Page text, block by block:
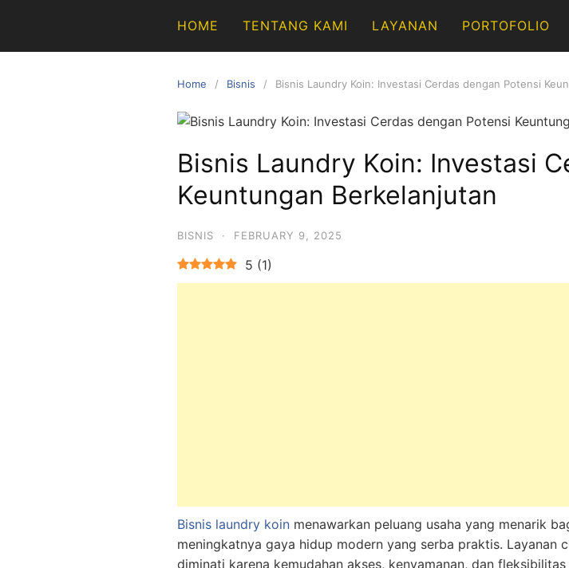
content
HOME TENTANG KAMI LAYANAN PORTOFOLIO
Home Bisnis Bisnis Laundry Koin: Investasi Cerdas dengan Potensi
Bisnis Laundry Koin: Investasi
Keuntungan Berkelanjutan
BISNIS · FEBRUARY 9, 2025
5 (1)
Bisnis laundry koin menawarkan peluang usaha yang menarik
meningkatnya gaya hidup modern yang serba praktis.
diminati karena kemudahan akses, kenyamanan, dan